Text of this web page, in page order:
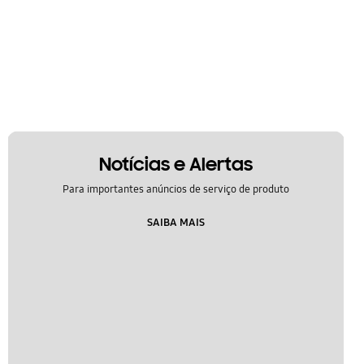
Notícias e Alertas
Para importantes anúncios de serviço de produto
SAIBA MAIS